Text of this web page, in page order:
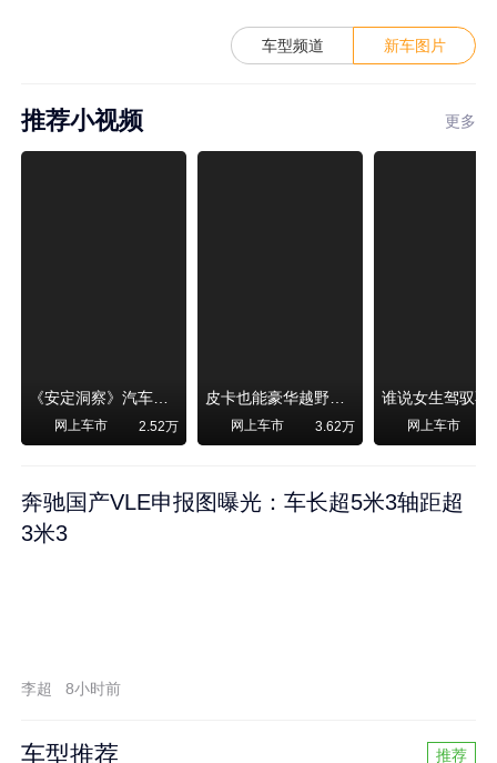
车型频道 新车图片
推荐小视频 更多
《安定洞察》汽车烧不烧油，和石油安全无关！
网上车市 2.52万
皮卡也能豪华越野！纵横F700上市，限时卖29.99万起
网上车市 3.62万 网上车市
奔驰国产VLE申报图曝光：车长超5米3轴距超
3米3
李超 8小时前
车型推荐 推荐